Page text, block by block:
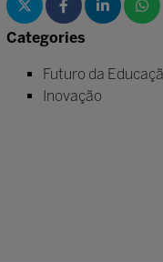
Categories
Futuro da
Inovação